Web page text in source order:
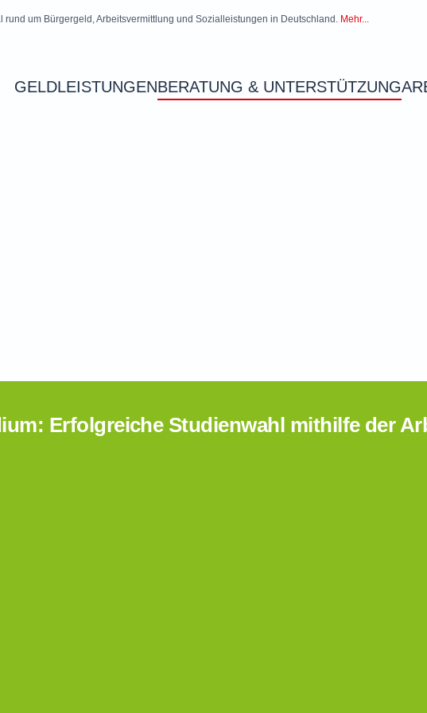
um Bürgergeld, Arbeitsvermittlung und Sozialleistungen in Deutschland. Mehr...
GELDLEISTUNGENBERATUNG & UNTERSTÜTZUNG
Erfolgreiche Studienwahl mithilfe der